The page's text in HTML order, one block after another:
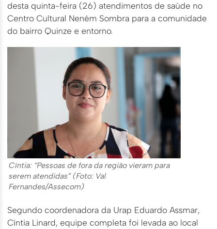
desta quinta-feira (26) atendimentos de saúde no
Centro Cultural Neném Sombra para a comunidade
do bairro Quinze e entorno.
Cíntia: “Pessoas de fora da região vieram para
serem atendidas” (Foto: Val
Fernandes/Assecom)
Segundo coordenadora da Urap Eduardo Assmar,
Cíntia Linard, equipe completa foi levada ao local